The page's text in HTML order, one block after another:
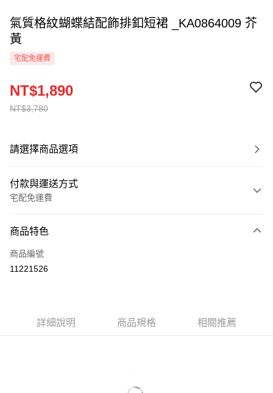
氣質格紋蝴蝶結配飾排釦短裙 _KA0864009 芥
黃
宅配免運費
NT$3,780
NT$1,890
請選擇商品選項
付款與運送方式
宅配免運費
信用卡一次付款
LINE Pay
商品特色
商品編號
11221526
詳細說明 商品規格 相關推薦